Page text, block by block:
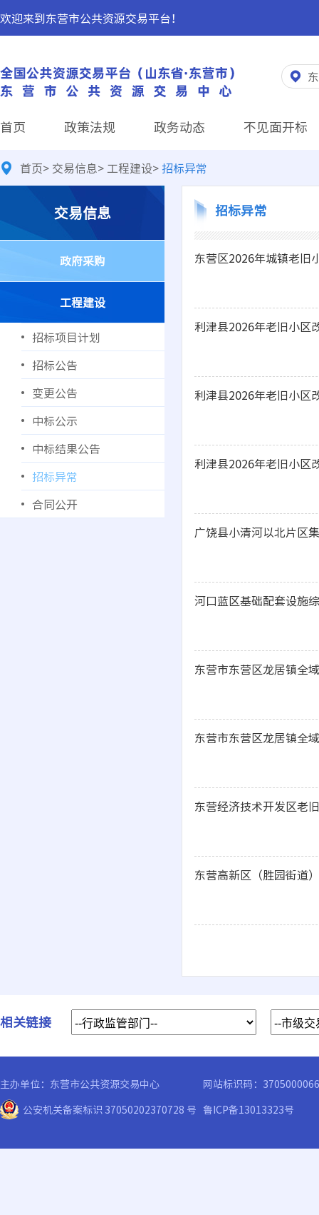
欢迎来到东营市公共资源交易平台！
首页 政策法规 政务动态 不见面开标
首页> 交易信息> 工程建设>招标异常
交易信息
政府采购
工程建设
招标项目计划
招标公告
变更公告
中标公示
中标结果公告
招标异常
合同公开
招标异常
东营区2026年城镇老旧
利津县2026年老旧小区
利津县2026年老旧小区
利津县2026年老旧小区
广饶县小清河以北片区
河口蓝区基础配套设施
东营市东营区龙居镇全
东营市东营区龙居镇全
东营经济技术开发区老
东营高新区（胜园街道
相关链接
主办单位：东营市公共资源交易中心
网站标识码：3705000066
公安机关备案标识 37050202370728 号 鲁ICP备13013323号